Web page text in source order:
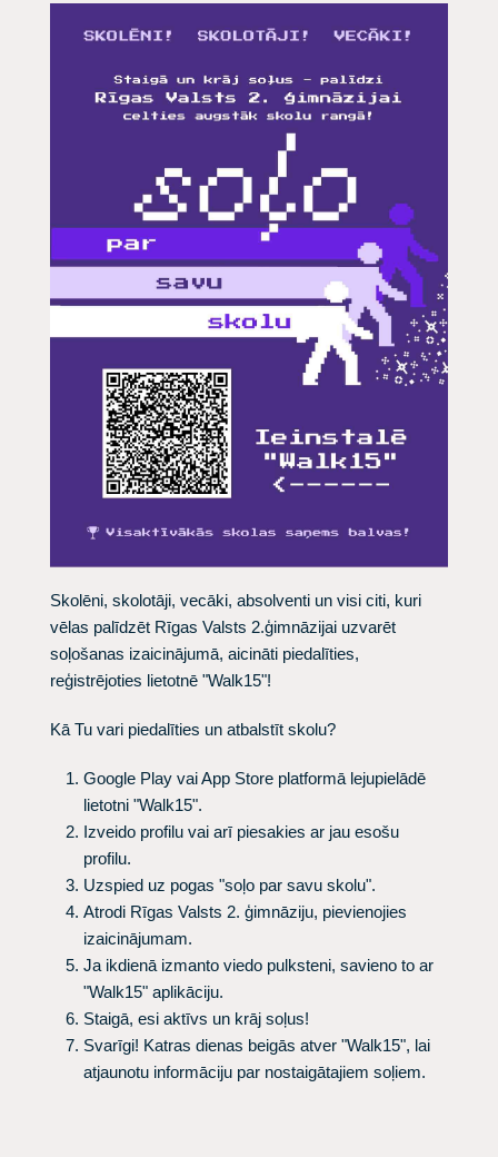
Skolēni, skolotāji, vecāki, absolventi un visi citi, kuri
vēlas palīdzēt Rīgas Valsts 2.ģimnāzijai uzvarēt
soļošanas izaicinājumā, aicināti piedalīties,
reģistrējoties lietotnē "Walk15"!
Kā Tu vari piedalīties un atbalstīt skolu?
Google Play vai App Store platformā lejupielādē
lietotni "Walk15".
Izveido profilu vai arī piesakies ar jau esošu
profilu.
Uzspied uz pogas "soļo par savu skolu".
Atrodi Rīgas Valsts 2. ģimnāziju, pievienojies
izaicinājumam.
Ja ikdienā izmanto viedo pulksteni, savieno to ar
"Walk15" aplikāciju.
Staigā, esi aktīvs un krāj soļus!
Svarīgi! Katras dienas beigās atver "Walk15", lai
atjaunotu informāciju par nostaigātajiem soļiem.